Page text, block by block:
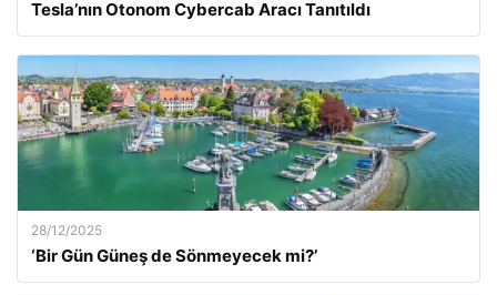
Tesla’nın Otonom Cybercab Aracı Tanıtıldı
28/12/2025
‘Bir Gün Güneş de Sönmeyecek mi?’